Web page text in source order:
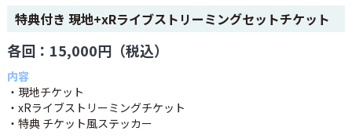
特典付き 現地+xRライブストリーミングセットチケット
各回：15,000円（税込）
内容
・現地チケット
・xRライブストリーミングチケット
・特典 チケット風ステッカー